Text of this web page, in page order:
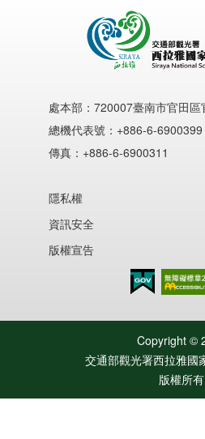
處本部： 720007臺南市官田
總機代表號：+886-6-6900399
傳真：+886-6-6900311
隱私權
資訊安全
版權宣告
Copyright ©
交通部觀光署西拉雅國
版權所有